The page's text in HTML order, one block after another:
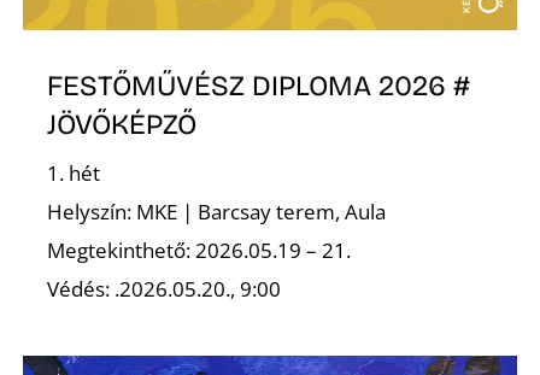
FESTŐMŰVÉSZ DIPLOMA 2026 #
JÖVŐKÉPZŐ
1. hét
Helyszín: MKE | Barcsay terem, Aula
Megtekinthető: 2026.05.19 – 21.
Védés: .2026.05.20., 9:00